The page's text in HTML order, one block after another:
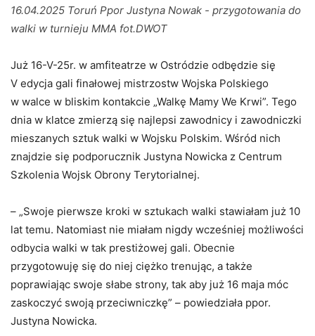
16.04.2025 Toruń Ppor Justyna Nowak - przygotowania do
walki w turnieju MMA fot.DWOT
Już 16-V-25r. w amfiteatrze w Ostródzie odbędzie się
V edycja gali finałowej mistrzostw Wojska Polskiego
w walce w bliskim kontakcie „Walkę Mamy We Krwi”. Tego
dnia w klatce zmierzą się najlepsi zawodnicy i zawodniczki
mieszanych sztuk walki w Wojsku Polskim. Wśród nich
znajdzie się podporucznik Justyna Nowicka z Centrum
Szkolenia Wojsk Obrony Terytorialnej.
– „Swoje pierwsze kroki w sztukach walki stawiałam już 10
lat temu. Natomiast nie miałam nigdy wcześniej możliwości
odbycia walki w tak prestiżowej gali. Obecnie
przygotowuję się do niej ciężko trenując, a także
poprawiając swoje słabe strony, tak aby już 16 maja móc
zaskoczyć swoją przeciwniczkę” – powiedziała ppor.
Justyna Nowicka.